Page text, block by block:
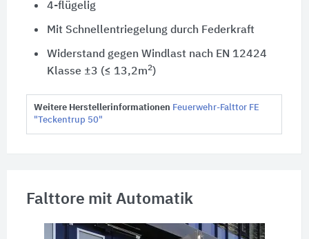
4-flügelig
Mit Schnellentriegelung durch Federkraft
Widerstand gegen Windlast nach EN 12424
Klasse ±3 (≤ 13,2m2)
Weitere Herstellerinformationen Feuerwehr-Falttor FE
"Teckentrup 50"
Falttore mit Automatik